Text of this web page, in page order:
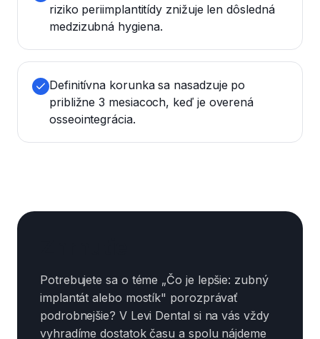
riziko periimplantitídy znižuje len dôsledná
medzizubná hygiena.
Definitívna korunka sa nasadzuje po
približne 3 mesiacoch, keď je overená
osseointegrácia.
Potrebujete sa o téme „Čo je lepšie: zubný
implantát alebo mostík" porozprávať
podrobnejšie? V Levi Dental si na vás vždy
vyhradíme dostatok času a spolu nájdeme